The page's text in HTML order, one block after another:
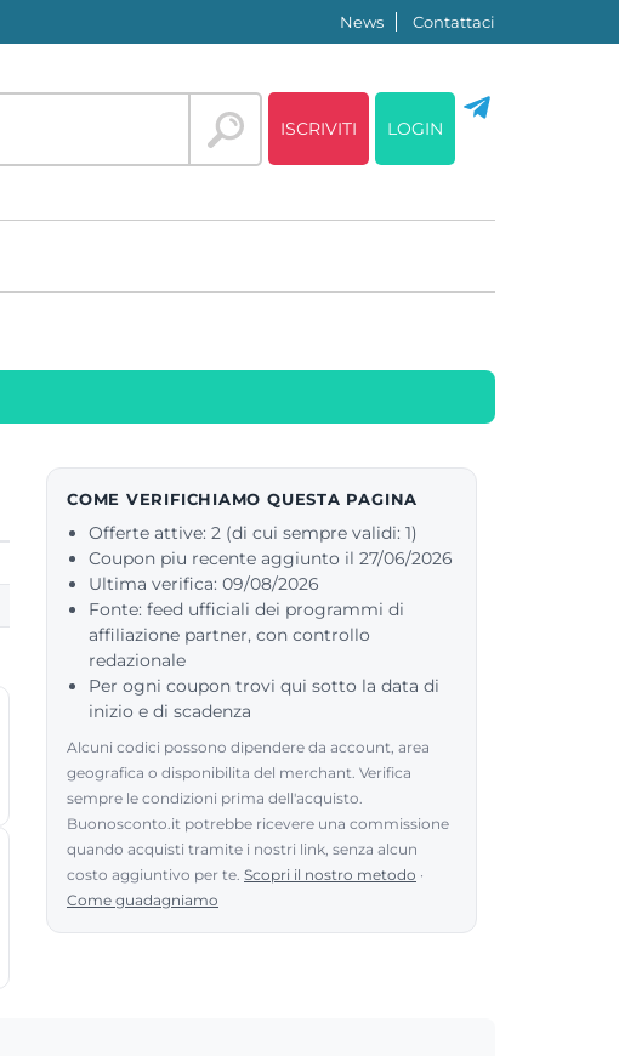
News Contattaci
ISCRIVITI LOGIN
COME VERIFICHIAMO QUESTA PAGINA
Offerte attive: 2 (di cui sempre validi: 1)
Coupon piu recente aggiunto il 27/06/2026
Ultima verifica: 09/08/2026
Fonte: feed ufficiali dei programmi di
affiliazione partner, con controllo
redazionale
Per ogni coupon trovi qui sotto la data di
inizio e di scadenza
Alcuni codici possono dipendere da account, area
geografica o disponibilita del merchant. Verifica
sempre le condizioni prima dell'acquisto.
Buonosconto.it potrebbe ricevere una commissione
quando acquisti tramite i nostri link, senza alcun
costo aggiuntivo per te. Scopri il nostro metodo ·
Come guadagniamo